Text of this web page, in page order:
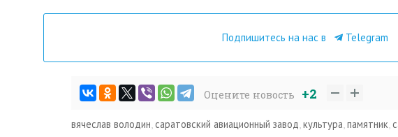
Подпишитесь на нас в Telegram
Оцените новость +2
вячеслав володин, саратовский авиационный завод,культура,памятник,